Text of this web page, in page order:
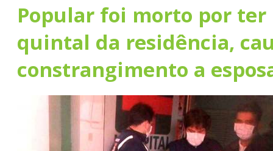
Popular foi morto por
quintal da residência,
constrangimento a